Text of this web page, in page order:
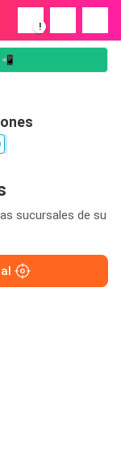
!
📲
sucursales de su